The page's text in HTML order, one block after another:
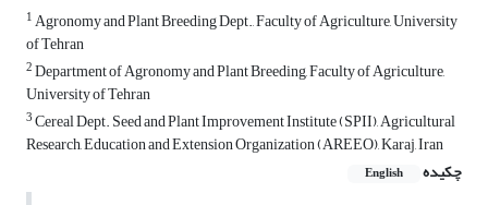
1Agronomy and Plant Breeding Dept., Faculty of Agriculture, University
of Tehran
2Department of Agronomy and Plant Breeding, Faculty of Agriculture,
University of Tehran
3Cereal Dept. Seed and Plant Improvement Institute (SPII), Agricultural
Research, Education and Extension Organization (AREEO), Karaj, Iran
چکیده
English